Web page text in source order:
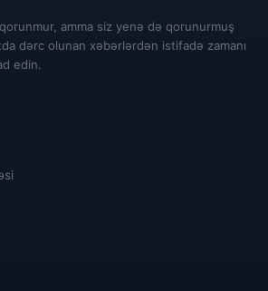
amma siz yenə də qorunurmuş
dərc olunan xəbərlərdən istifadə zamanı
edin.